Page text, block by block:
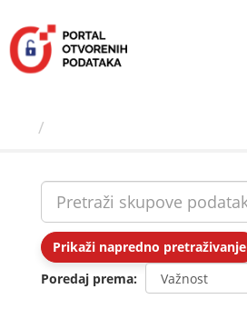
sadržaj
Prikaži napredno pretraživanje
Poredaj prema